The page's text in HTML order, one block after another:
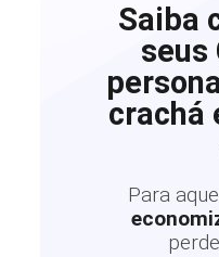
Saiba
seus
crachá
Para